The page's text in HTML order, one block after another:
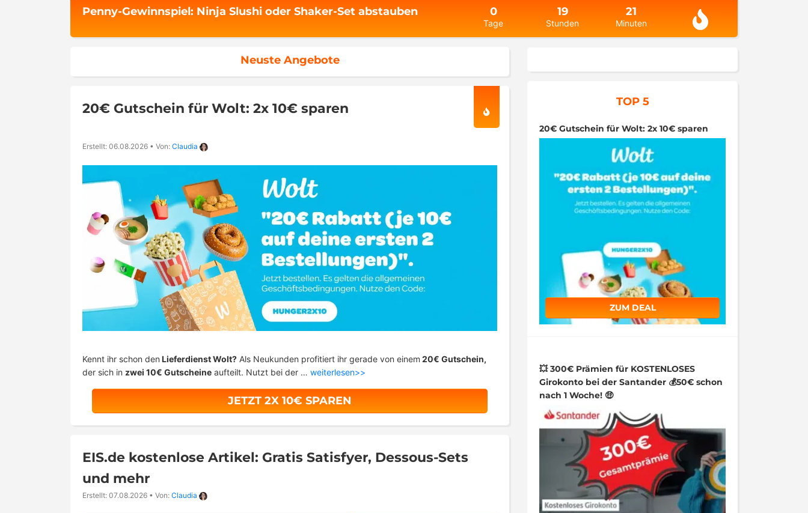
Penny-Gewinnspiel: Ninja Slushi oder Shaker-Set abstauben 0
Tage
19
Stunden
21
Minuten
Neuste Angebote
20€ Gutschein für Wolt: 2x 10€ sparen
Erstellt: 06.08.2026 • Von: Claudia
Kennt ihr schon den Lieferdienst Wolt? Als Neukunden profitiert ihr gerade von einem 20€ Gutschein,
der sich in zwei 10€ Gutscheine aufteilt. Nutzt bei der … weiterlesen>>
JETZT 2X 10€ SPAREN
EIS.de kostenlose Artikel: Gratis Satisfyer, Dessous-Sets
und mehr
Erstellt: 07.08.2026 • Von: Claudia
TOP 5
20€ Gutschein für Wolt: 2x 10€ sparen
ZUM DEAL
💥 300€ Prämien für KOSTENLOSES
Girokonto bei der Santander 💰50€ schon
nach 1 Woche! 🤑